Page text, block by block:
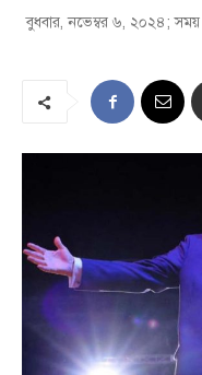
বুধবার, নভেম্বর ৬, ২০২৪;